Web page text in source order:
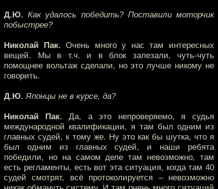
Д.Ю. Как удалось победить? Поставили моторчик
побыстрее?
Николай Пак. Очень много у нас там интересных
вещей. Мы в т.ч. и в блок залезали, чуть-чуть
помощнее вольтаж сделали, но это лучше никому не
говорить.
Д.Ю. Японцы не в курсе, да?
Николай Пак. Да, а это непроверяемо, я судья
международной квалификации, я там был одним из
главных судей, к тому же. Ну это как бы шутка, что я
был одним из главных судей, и наши ребята
победили, но на самом деле там невозможно, там
есть регламенты, есть вот эта ситуация, когда там 40
судей смотрят, всё протоколируется – невозможно